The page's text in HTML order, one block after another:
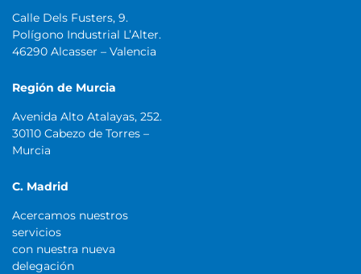
Calle Dels Fusters, 9.
Polígono Industrial L’Alter.
46290 Alcasser – Valencia
Región de Murcia
Avenida Alto Atalayas, 252.
30110 Cabezo de Torres –
Murcia
C. Madrid
Acercamos nuestros
servicios
con nuestra nueva
delegación